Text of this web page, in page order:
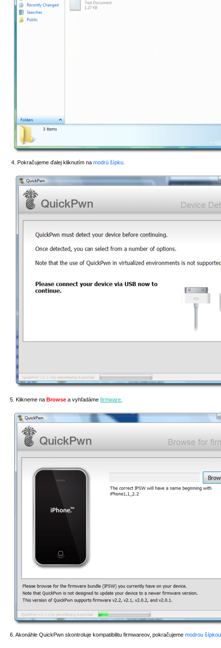
4. Pokračujeme ďalej kliknutím na modrú šípku.
5. Klikneme na Browse a vyhľadáme firmware.
6. Akonáhle QuickPwn skontroluje kompatibilitu firmwareov, pokračujeme modrou